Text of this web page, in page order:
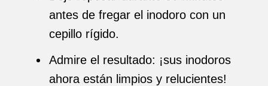
antes de fregar el inodoro con un
cepillo rígido.
Admire el resultado: ¡sus inodoros
ahora están limpios y relucientes!